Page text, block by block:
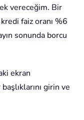
vereceğim. Bir
faiz oranı %6
sonunda borcu
ekran
girin ve